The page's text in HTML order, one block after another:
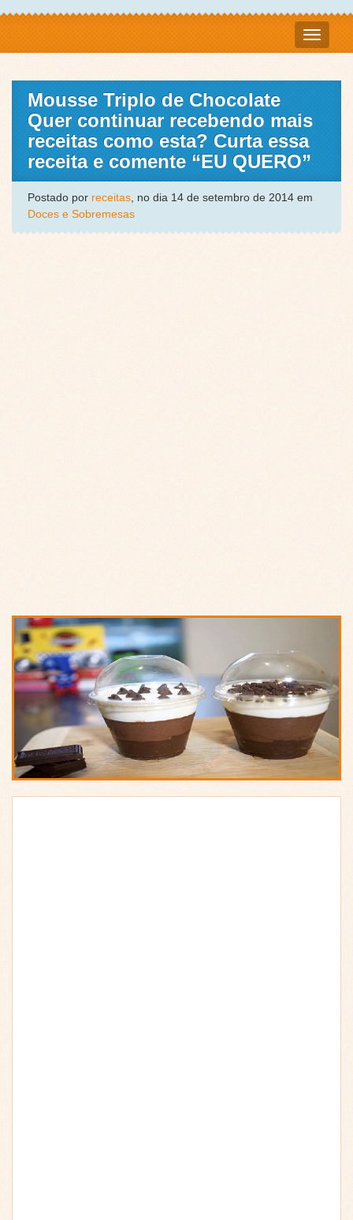
Mousse Triplo de Chocolate
Quer continuar recebendo mais
receitas como esta? Curta essa
receita e comente “EU QUERO”
Postado por receitas, no dia 14 de setembro de 2014 em
Doces e Sobremesas